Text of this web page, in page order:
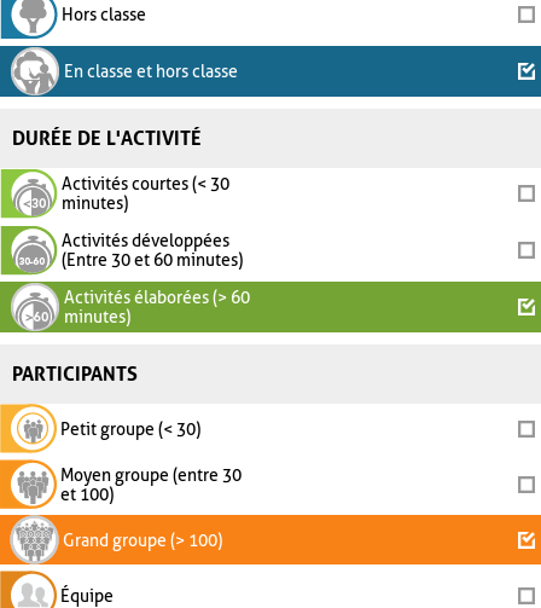
Hors classe
En classe et hors classe
DURÉE DE L'ACTIVITÉ
Activités courtes (< 30
minutes)
Activités développées
(Entre 30 et 60 minutes)
Activités élaborées (> 60
minutes)
PARTICIPANTS
Petit groupe (< 30)
Moyen groupe (entre 30
et 100)
Grand groupe (> 100)
Équipe